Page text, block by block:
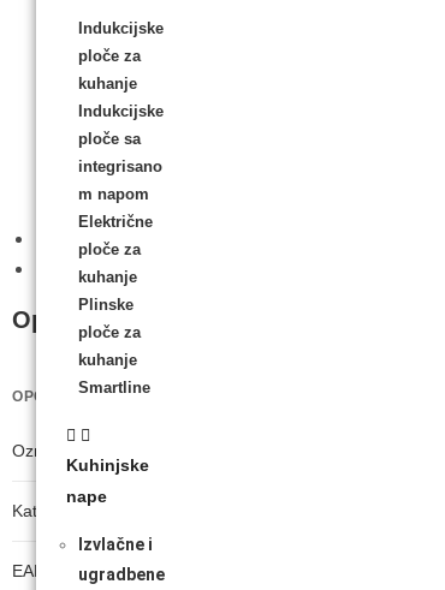
Indukcijske
ploče za
kuhanje
Indukcijske
ploče sa
integrisano
m napom
Električne
ploče za
kuhanje
Plinske
ploče za
kuhanje
Smartline
Kuhinjske
nape
Izvlačne i
ugradbene
Recenzije (0)
Opis
OPĆE INFORMACIJE
Oznaka modela
Kataloški broj proizvođača
EAN broj